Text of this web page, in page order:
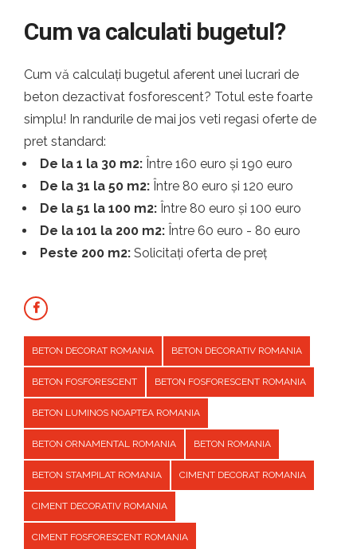
Cum va calculati bugetul?
Cum vă calculați bugetul aferent unei lucrari de
beton dezactivat fosforescent? Totul este foarte
simplu! In randurile de mai jos veti regasi oferte de
pret standard:
De la 1 la 30 m2: Între 160 euro și 190 euro
De la 31 la 50 m2: Între 80 euro și 120 euro
De la 51 la 100 m2: Între 80 euro și 100 euro
De la 101 la 200 m2: Între 60 euro - 80 euro
Peste 200 m2: Solicitați oferta de preț
BETON DECORAT ROMANIA BETON DECORATIV ROMANIA
BETON FOSFORESCENT BETON FOSFORESCENT ROMANIA
BETON LUMINOS NOAPTEA ROMANIA
BETON ORNAMENTAL ROMANIA BETON ROMANIA
BETON STAMPILAT ROMANIA CIMENT DECORAT ROMANIA
CIMENT DECORATIV ROMANIA
CIMENT FOSFORESCENT ROMANIA